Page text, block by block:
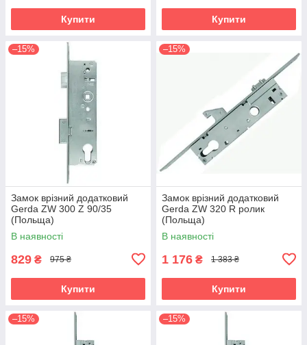
Купити Купити
–15%
Замок врізний додатковий
Gerda ZW 300 Z 90/35
(Польща)
В наявності
829 ₴ 975 ₴
Купити
–15%
Замок врізний додатковий
Gerda ZW 320 R ролик
(Польща)
В наявності
1 176 ₴ 1 383 ₴
Купити
–15% –15%